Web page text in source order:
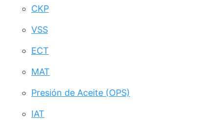
CKP
VSS
ECT
MAT
Presión de Aceite (OPS)
IAT